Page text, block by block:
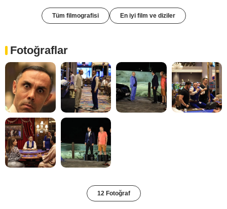
Tüm filmografisi En iyi film ve diziler
Fotoğraflar
12 Fotoğraf